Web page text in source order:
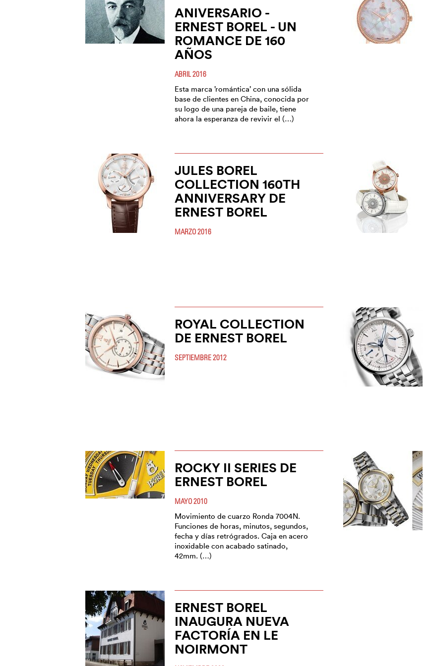
ANIVERSARIO -
ERNEST BOREL - UN
ROMANCE DE 160
AÑOS
ABRIL 2016
Esta marca ’romántica’ con una sólida
base de clientes en China, conocida por
su logo de una pareja de baile, tiene
ahora la esperanza de revivir el (…)
JULES BOREL
COLLECTION 160TH
ANNIVERSARY DE
ERNEST BOREL
MARZO 2016
ROYAL COLLECTION
DE ERNEST BOREL
SEPTIEMBRE 2012
ROCKY II SERIES DE
ERNEST BOREL
MAYO 2010
Movimiento de cuarzo Ronda 7004N.
Funciones de horas, minutos, segundos,
fecha y días retrógrados. Caja en acero
inoxidable con acabado satinado,
42mm. (…)
ERNEST BOREL
INAUGURA NUEVA
FACTORÍA EN LE
NOIRMONT